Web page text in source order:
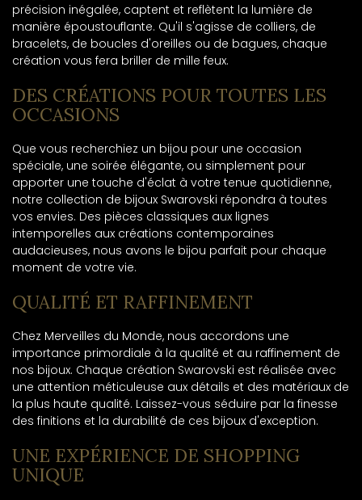
précision inégalée, captent et reflètent la lumière de
manière époustouflante. Qu'il s'agisse de colliers, de
bracelets, de boucles d'oreilles ou de bagues, chaque
création vous fera briller de mille feux.
DES CRÉATIONS POUR TOUTES LES
OCCASIONS
Que vous recherchiez un bijou pour une occasion
spéciale, une soirée élégante, ou simplement pour
apporter une touche d'éclat à votre tenue quotidienne,
notre collection de bijoux Swarovski répondra à toutes
vos envies. Des pièces classiques aux lignes
intemporelles aux créations contemporaines
audacieuses, nous avons le bijou parfait pour chaque
moment de votre vie.
QUALITÉ ET RAFFINEMENT
Chez Merveilles du Monde, nous accordons une
importance primordiale à la qualité et au raffinement de
nos bijoux. Chaque création Swarovski est réalisée avec
une attention méticuleuse aux détails et des matériaux de
la plus haute qualité. Laissez-vous séduire par la finesse
des finitions et la durabilité de ces bijoux d'exception.
UNE EXPÉRIENCE DE SHOPPING
UNIQUE